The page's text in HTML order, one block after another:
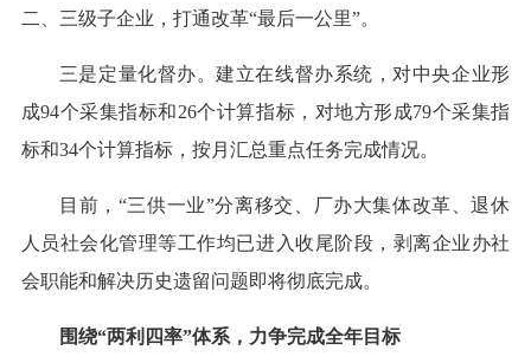
二、三级子企业，打通改革“最后一公里”。
三是定量化督办。建立在线督办系统，对中央企业形
成94个采集指标和26个计算指标，对地方形成79个采集指
标和34个计算指标，按月汇总重点任务完成情况。
目前，“三供一业”分离移交、厂办大集体改革、退休
人员社会化管理等工作均已进入收尾阶段，剥离企业办社
会职能和解决历史遗留问题即将彻底完成。
围绕“两利四率”体系，力争完成全年目标